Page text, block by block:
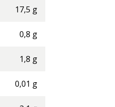
17,5 g
0,8 g
1,8 g
0,01 g